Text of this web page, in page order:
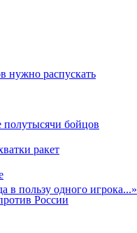
нужно распускать
полутысячи бойцов
ракет
России
в пользу одного игрока...»